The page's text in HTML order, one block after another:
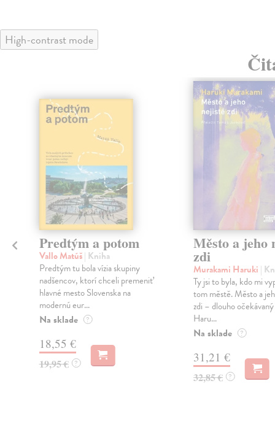
High-contrast mode
Predtým a potom
Vallo Matúš| Kniha
Predtým tu bola vízia skupiny
nadšencov, ktorí chceli premeniť
hlavné mesto Slovenska na
modernú eur...
Na sklade ?
18,55 €
19,95 € ?
Město a jeho
zdi
Murakami Haruki |
Ty jsi to byla, kdo mi
tom městě. Město a
zdi – dlouho
Haru...
Na sklade ?
31,21 €
32,85 € ?